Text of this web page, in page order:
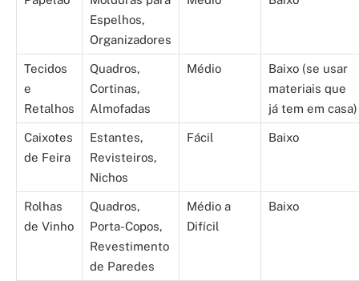
Espelhos,
Organizadores
Tecidos
e
Retalhos
Quadros,
Cortinas,
Almofadas
Médio
Baixo (se usar
materiais que
já tem em casa)
Caixotes
de Feira
Estantes,
Revisteiros,
Nichos
Fácil Baixo
Rolhas
de Vinho
Quadros,
Porta-Copos,
Revestimento
de Paredes
Médio a
Difícil
Baixo